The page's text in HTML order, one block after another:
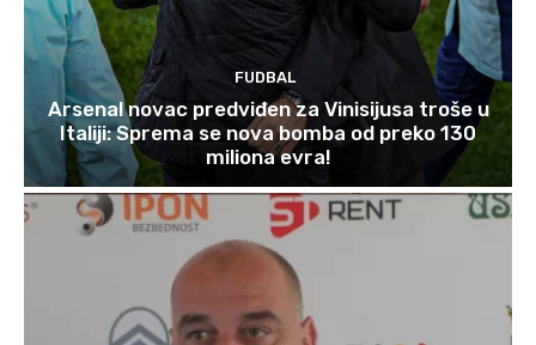
FUDBAL
Arsenal novac predviđen za Vinisijusa troše u
Italiji: Sprema se nova bomba od preko 130
miliona evra!